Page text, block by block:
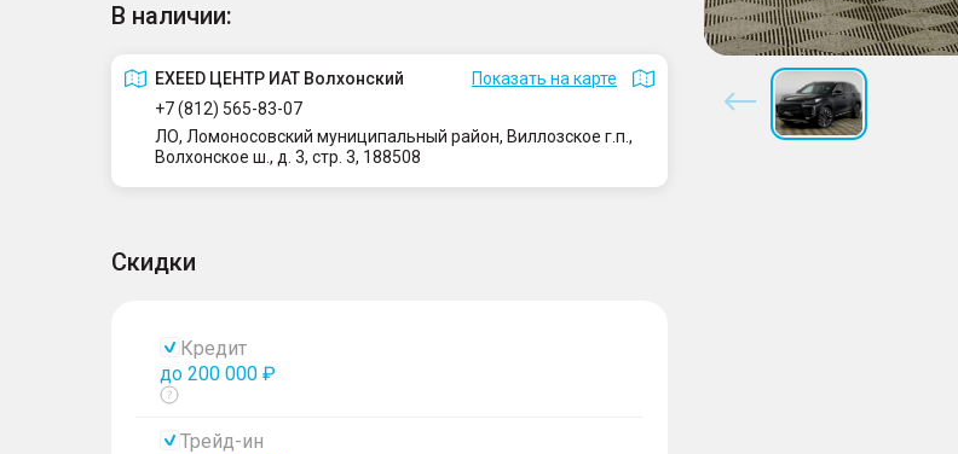
В наличии:
EXEED ЦЕНТР ИАТ Волхонский
Показать на карте
+7 (812) 565-83-07
ЛО, Ломоносовский муниципальный район, Виллозское г.п.,
Волхонское ш., д. 3, стр. 3, 188508
Скидки
Кредит
до 200 000 ₽
Показать
Трейд-ин